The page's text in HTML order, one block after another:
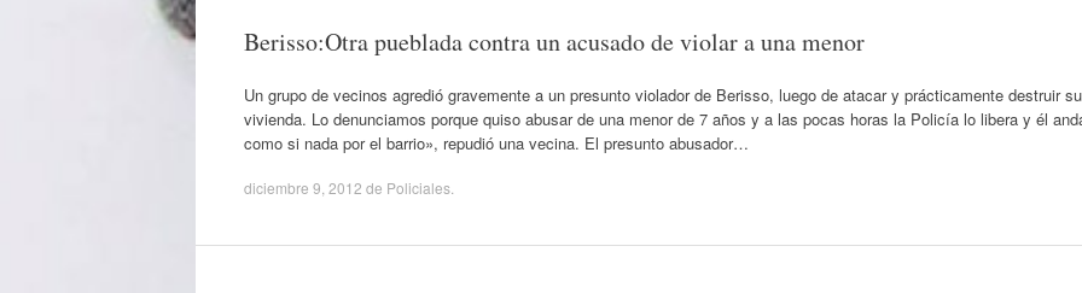
Berisso:Otra pueblada contra un acusado de violar a una menor
Un grupo de vecinos agredió gravemente a un presunto violador de Berisso, luego de atacar y prácticamente destruir su
vivienda. Lo denunciamos porque quiso abusar de una menor de 7 años y a las pocas horas la Policía lo libera y él
como si nada por el barrio», repudió una vecina. El presunto abusador…
diciembre 9, 2012 de Policiales